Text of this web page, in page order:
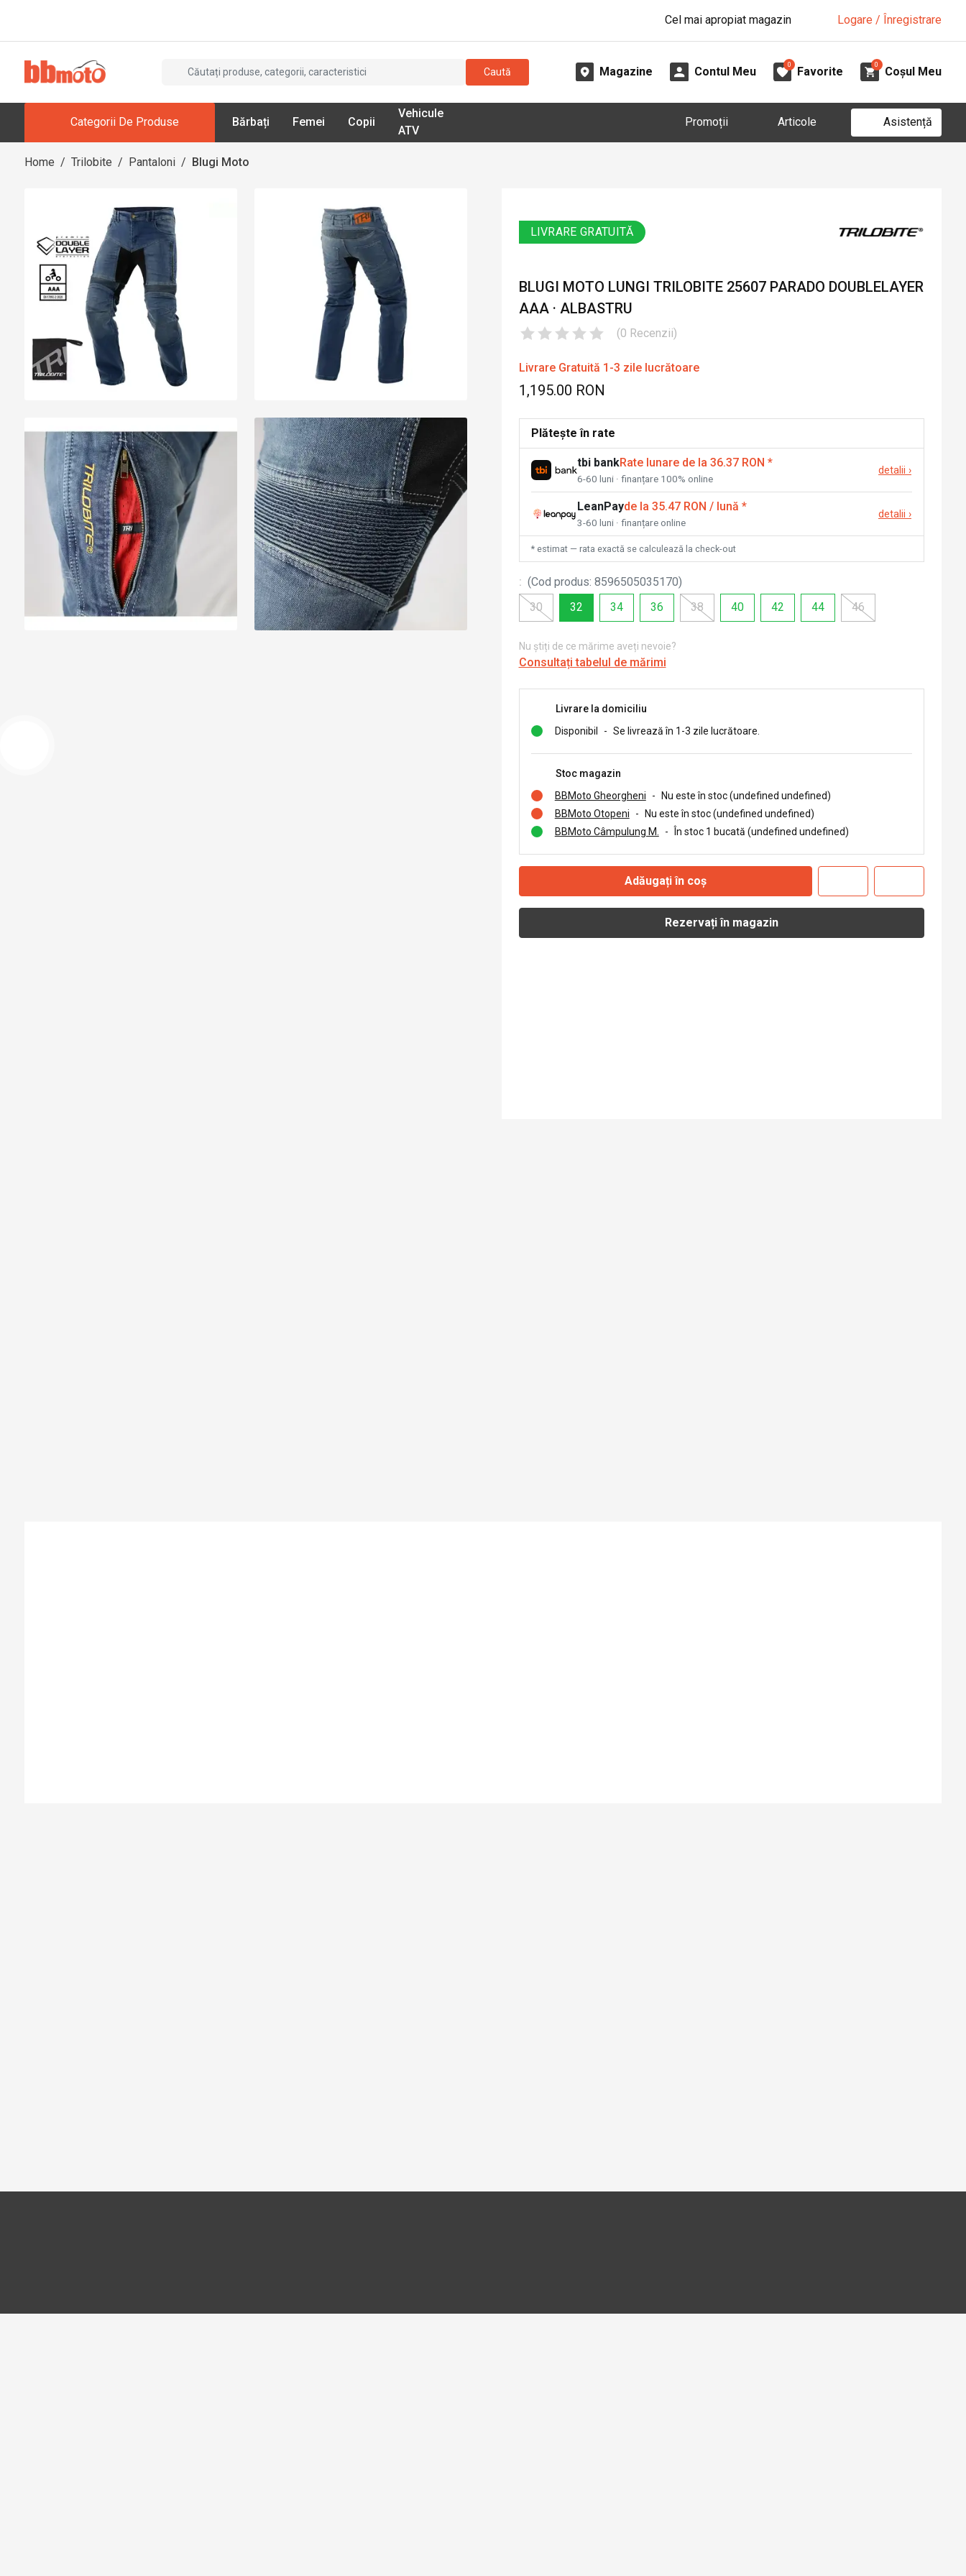
Cel mai apropiat magazin Logare / Înregistrare
Caută Magazine Contul Meu
0
Favorite
0
Coșul Meu
Categorii De Produse Bărbați Femei Copii
Vehicule
ATV
Promoții Articole Asistență
Home / Trilobite / Pantaloni / Blugi Moto
LIVRARE GRATUITĂ
BLUGI MOTO LUNGI TRILOBITE 25607 PARADO DOUBLELAYER
AAA · ALBASTRU
(0 Recenzii)
Livrare Gratuită 1-3 zile lucrătoare
1,195.00 RON
Plătește în rate
tbi bankRate lunare de la 36.37 RON *
6-60 luni · finanțare 100% online
detalii ›
LeanPayde la 35.47 RON / lună *
3-60 luni · finanțare online
detalii ›
* estimat — rata exactă se calculează la check-out
: (Cod produs: 8596505035170)
30
32 34 36 38 40 42 44 46
Nu știți de ce mărime aveți nevoie?
Consultați tabelul de mărimi
Livrare la domiciliu
Disponibil
- Se livrează în 1-3 zile lucrătoare.
Stoc magazin
BBMoto Gheorgheni
-
Nu este în stoc (undefined undefined)
BBMoto Otopeni
-
Nu este în stoc (undefined undefined)
BBMoto Câmpulung M.
- În stoc 1 bucată (undefined undefined)
Adăugați în coș
Rezervați în magazin